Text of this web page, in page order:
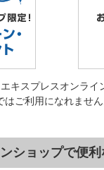
キスプレスオンライ
ご利用になれません
ショップで便